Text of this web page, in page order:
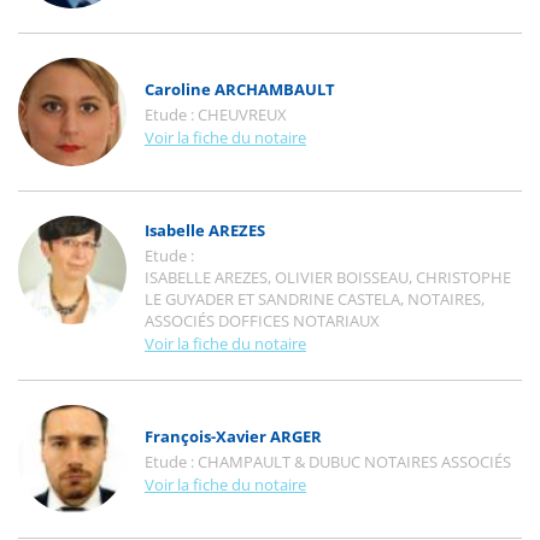
Caroline ARCHAMBAULT
Etude : CHEUVREUX
Voir la fiche du notaire
Isabelle AREZES
Etude :
ISABELLE AREZES, OLIVIER BOISSEAU, CHRISTOPHE
LE GUYADER ET SANDRINE CASTELA, NOTAIRES,
ASSOCIÉS DOFFICES NOTARIAUX
Voir la fiche du notaire
François-Xavier ARGER
Etude : CHAMPAULT & DUBUC NOTAIRES ASSOCIÉS
Voir la fiche du notaire